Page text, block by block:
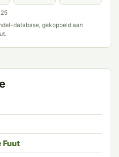
database, gekoppeld aan
Fuut